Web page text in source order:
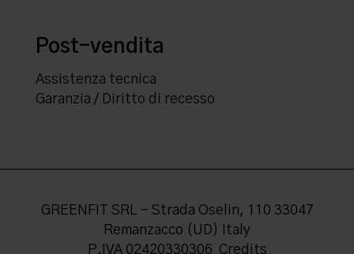
Post-vendita
Assistenza tecnica
Garanzia / Diritto di recesso
GREENFIT SRL - Strada Oselin, 110 33047
Remanzacco (UD) Italy
P.IVA 02420330306 Credits